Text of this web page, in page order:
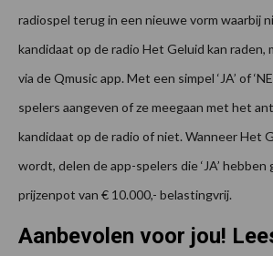
radiospel terug in een nieuwe vorm waarbij
kandidaat op de radio Het Geluid kan raden,
via de Qmusic app. Met een simpel ‘JA’ of
spelers aangeven of ze meegaan met het
kandidaat op de radio of niet. Wanneer Het
wordt, delen de app-spelers die ‘JA’
prijzenpot van € 10.000,- belastingvrij.
Aanbevolen voor jou!